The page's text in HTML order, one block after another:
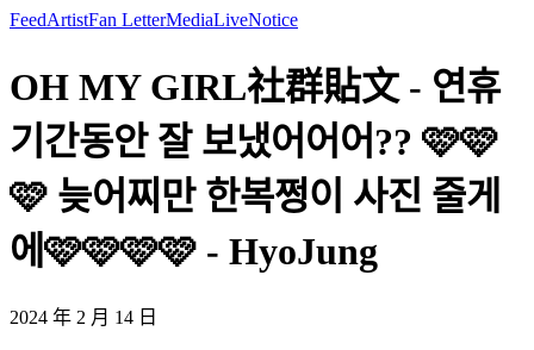
FeedArtistFan LetterMediaLiveNotice
OH MY GIRL社群貼文 - 연휴
기간동안 잘 보냈어어어?? 🩷🩷
🩷 늦어찌만 한복쩡이 사진 줄게
에🩷🩷🩷🩷 - HyoJung
2024 年 2 月 14 日